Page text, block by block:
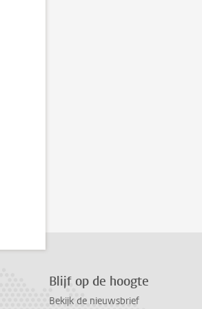
Blijf op de hoogte
Bekijk de nieuwsbrief